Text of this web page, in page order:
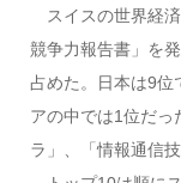
スイスの世界経
競争力報告書」を
占めた。日本は9位
アの中では1位だっ
ラ」、「情報通信